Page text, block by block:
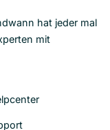
hat jeder mal
mit